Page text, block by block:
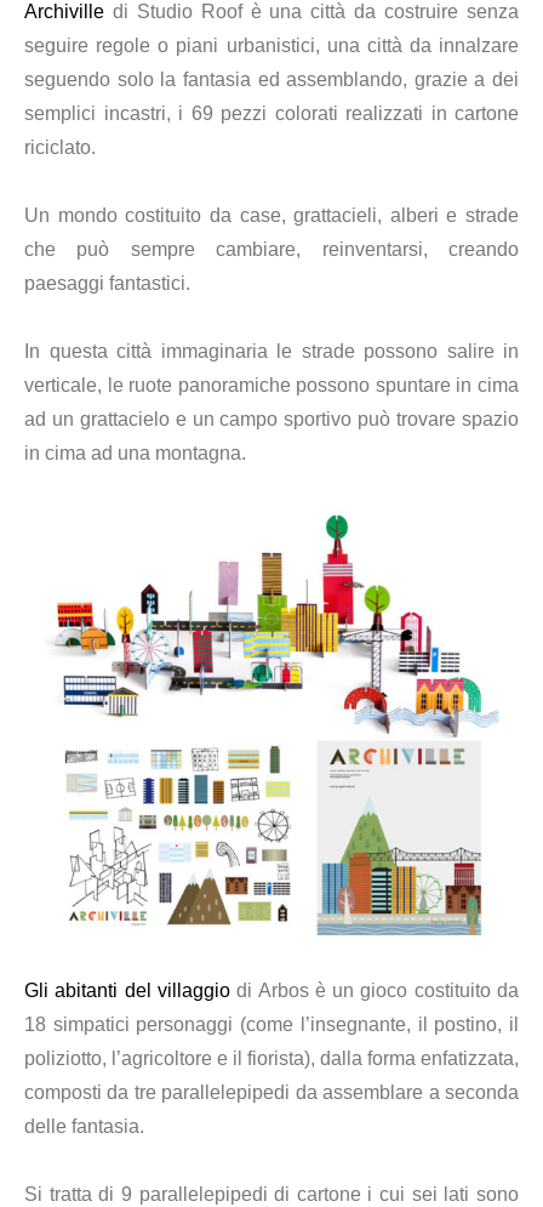
Archiville di Studio Roof è una città da costruire senza
seguire regole o piani urbanistici, una città da innalzare
seguendo solo la fantasia ed assemblando, grazie a dei
semplici incastri, i 69 pezzi colorati realizzati in cartone
riciclato.
Un mondo costituito da case, grattacieli, alberi e strade
che può sempre cambiare, reinventarsi, creando
paesaggi fantastici.
In questa città immaginaria le strade possono salire in
verticale, le ruote panoramiche possono spuntare in cima
ad un grattacielo e un campo sportivo può trovare spazio
in cima ad una montagna.
Gli abitanti del villaggiodi Arbos è un gioco costituito da
18 simpatici personaggi (come l’insegnante, il postino, il
poliziotto, l’agricoltore e il fiorista), dalla forma enfatizzata,
composti da tre parallelepipedi da assemblare a seconda
delle fantasia.
Si tratta di 9 parallelepipedi di cartone i cui sei lati sono